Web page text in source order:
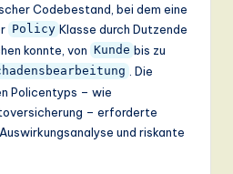
Codebestand, bei dem eine
Policy Klasse durch Dutzende
konnte, von Kunde bis zu
. Die
Policentyps – wie
– erforderte
und riskante